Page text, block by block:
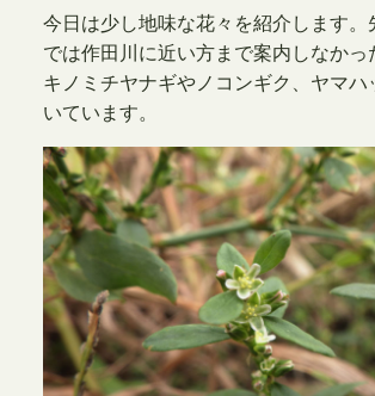
今日は少し地味な花々を紹介します。
では作田川に近い方まで案内しなかっ
キノミチヤナギやノコンギク、ヤマハ
いています。